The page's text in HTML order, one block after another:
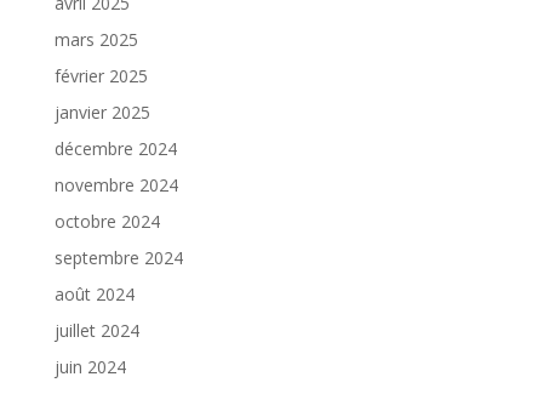
mars 2025
février 2025
janvier 2025
décembre 2024
novembre 2024
octobre 2024
septembre 2024
août 2024
juillet 2024
juin 2024